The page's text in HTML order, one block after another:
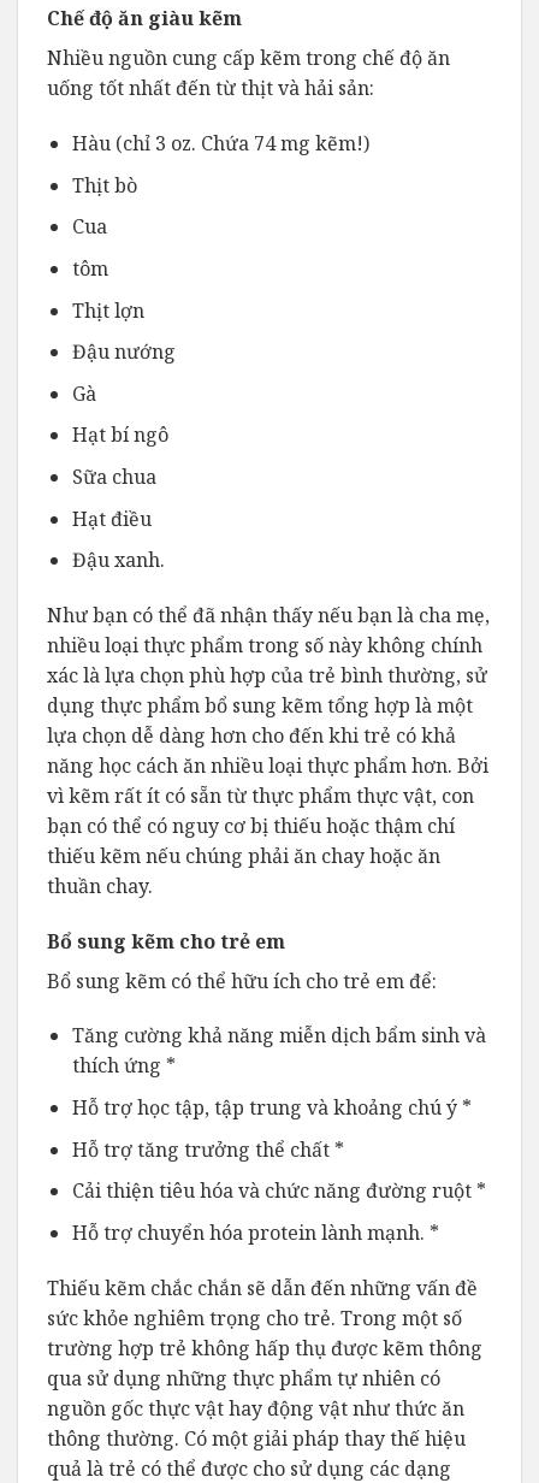
Chế độ ăn giàu kẽm
Nhiều nguồn cung cấp kẽm trong chế độ ăn
uống tốt nhất đến từ thịt và hải sản:
Hàu (chỉ 3 oz. Chứa 74 mg kẽm!)
Thịt bò
Cua
tôm
Thịt lợn
Đậu nướng
Gà
Hạt bí ngô
Sữa chua
Hạt điều
Đậu xanh.
Như bạn có thể đã nhận thấy nếu bạn là cha mẹ,
nhiều loại thực phẩm trong số này không chính
xác là lựa chọn phù hợp của trẻ bình thường, sử
dụng thực phẩm bổ sung kẽm tổng hợp là một
lựa chọn dễ dàng hơn cho đến khi trẻ có khả
năng học cách ăn nhiều loại thực phẩm hơn. Bởi
vì kẽm rất ít có sẵn từ thực phẩm thực vật, con
bạn có thể có nguy cơ bị thiếu hoặc thậm chí
thiếu kẽm nếu chúng phải ăn chay hoặc ăn
thuần chay.
Bổ sung kẽm cho trẻ em
Bổ sung kẽm có thể hữu ích cho trẻ em để:
Tăng cường khả năng miễn dịch bẩm sinh và
thích ứng *
Hỗ trợ học tập, tập trung và khoảng chú ý *
Hỗ trợ tăng trưởng thể chất *
Cải thiện tiêu hóa và chức năng đường ruột *
Hỗ trợ chuyển hóa protein lành mạnh. *
Thiếu kẽm chắc chắn sẽ dẫn đến những vấn đề
sức khỏe nghiêm trọng cho trẻ. Trong một số
trường hợp trẻ không hấp thụ được kẽm thông
qua sử dụng những thực phẩm tự nhiên có
nguồn gốc thực vật hay động vật như thức ăn
thông thường. Có một giải pháp thay thế hiệu
quả là trẻ có thể được cho sử dụng các dạng